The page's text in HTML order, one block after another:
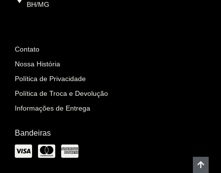
BH/MG
Contato
Nossa História
Política de Privacidade
Política de Troca e Devolução
Informações de Entrega
Bandeiras